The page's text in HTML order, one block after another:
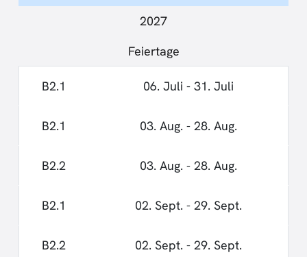
2027
Feiertage
B2.1 06. Juli - 31. Juli
B2.1 03. Aug. - 28. Aug.
B2.2 03. Aug. - 28. Aug.
B2.1 02. Sept. - 29. Sept.
B2.2 02. Sept. - 29. Sept.